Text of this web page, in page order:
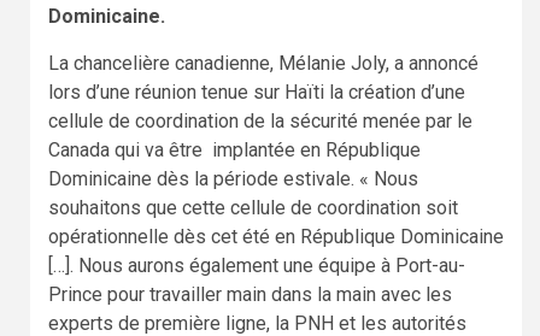
Dominicaine.
La chancelière canadienne, Mélanie Joly, a annoncé
lors d’une réunion tenue sur Haïti la création d’une
cellule de coordination de la sécurité menée par le
Canada qui va être implantée en République
Dominicaine dès la période estivale. « Nous
souhaitons que cette cellule de coordination soit
opérationnelle dès cet été en République Dominicaine
[…]. Nous aurons également une équipe à Port-au-
Prince pour travailler main dans la main avec les
experts de première ligne, la PNH et les autorités